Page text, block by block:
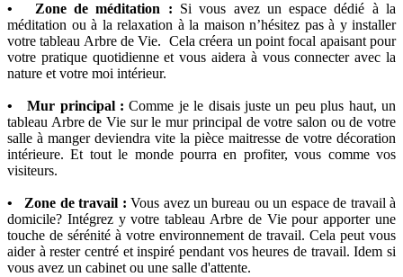
• Zone de méditation : Si vous avez un espace dédié à la
méditation ou à la relaxation à la maison n’hésitez pas à y installer
votre tableau Arbre de Vie. Cela créera un point focal apaisant pour
votre pratique quotidienne et vous aidera à vous connecter avec la
nature et votre moi intérieur.
• Mur principal : Comme je le disais juste un peu plus haut, un
tableau Arbre de Vie sur le mur principal de votre salon ou de votre
salle à manger deviendra vite la pièce maitresse de votre décoration
intérieure. Et tout le monde pourra en profiter, vous comme vos
visiteurs.
• Zone de travail : Vous avez un bureau ou un espace de travail à
domicile? Intégrez y votre tableau Arbre de Vie pour apporter une
touche de sérénité à votre environnement de travail. Cela peut vous
aider à rester centré et inspiré pendant vos heures de travail. Idem si
vous avez un cabinet ou une salle d'attente.